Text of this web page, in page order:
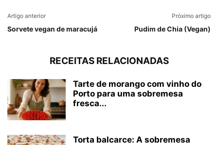
Artigo anterior
Sorvete vegan de maracujá
Próximo artigo
Pudim de Chia (Vegan)
RECEITAS RELACIONADAS
Tarte de morango com vinho do
Porto para uma sobremesa
fresca...
Torta balcarce: A sobremesa